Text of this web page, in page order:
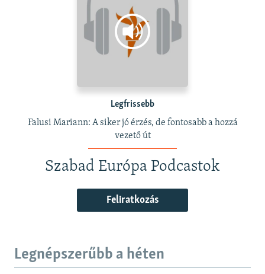
Legfrissebb
Falusi Mariann: A siker jó érzés, de fontosabb a hozzá
vezető út
Szabad Európa Podcastok
Feliratkozás
Legnépszerűbb a héten